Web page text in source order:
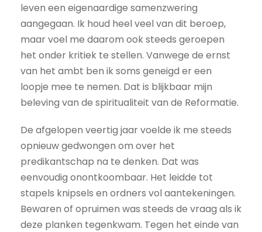
leven een eigenaardige samenzwering
aangegaan. Ik houd heel veel van dit beroep,
maar voel me daarom ook steeds geroepen
het onder kritiek te stellen. Vanwege de ernst
van het ambt ben ik soms geneigd er een
loopje mee te nemen. Dat is blijkbaar mijn
beleving van de spiritualiteit van de Reformatie.
De afgelopen veertig jaar voelde ik me steeds
opnieuw gedwongen om over het
predikantschap na te denken. Dat was
eenvoudig onontkoombaar. Het leidde tot
stapels knipsels en ordners vol aantekeningen.
Bewaren of opruimen was steeds de vraag als ik
deze planken tegenkwam. Tegen het einde van